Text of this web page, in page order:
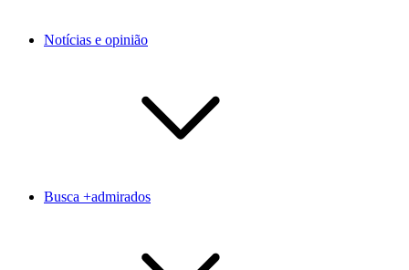
Notícias e opinião
Busca +admirados